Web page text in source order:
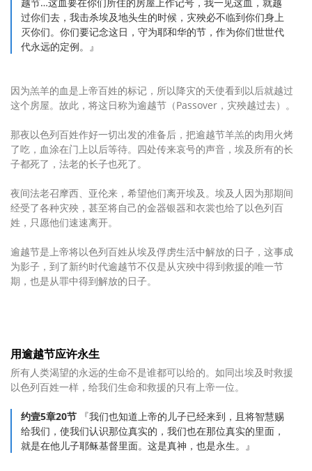
过你们去，我击杀埃及地头生的时候，灾殃必不临到你们身上
灭你们。你们要记念这日，守为耶和华的节，作为你们世世代
代永远的定例。』
因为羔羊的血是上帝百姓的标记，所以降灾的天使看到以后就越过
这个房屋。故此，将这日称为逾越节（Passover，灾殃越过去）。
那夜以色列百姓作好一切出发的准备后，把逾越节羊羔的肉用火烤
了吃，血涂在门上以后等待。四处传来哀号的声音，埃及所有的长
子都死了，法老的长子也死了。
夜间法老召摩西、亚伦来，希望他们离开埃及。埃及人因为那期间
经受了各种灾殃，甚至将自己的金器银器和衣裳也给了以色列百
姓，只愿他们速速离开。
逾越节是上帝将以色列百姓从埃及俘虏生活中解放的日子，这事成
为影子，到了新约时代逾越节不仅是从灾殃中得到救援的唯一节
期，也是从罪中得到解放的日子。
用逾越节应许永生
所有人类渴望的永远的生命不是谁都可以给的。如同出埃及时救援
以色列百姓一样，给我们生命和救援的只有上帝一位。
约壹5章20节 『我们也知道上帝的儿子已经来到，且将智慧赐
给我们，使我们认识那位真实的，我们也在那位真实的里面，
就是在他儿子耶稣基督里面。这是真神，也是永生。』